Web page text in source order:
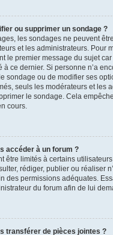
ou supprimer un sondage ?
les sondages ne peuvent
et les administrateurs. Pour
le premier message du sujet
ce dernier. Si personne n’a
sondage ou de modifier ses
seuls les modérateurs et les
le sondage. Cela
cours.
accéder à un forum ?
être limités à certains
rédiger, publier ou réaliser
des permissions adéquates.
du forum afin de lui
transférer de pièces jointes ?